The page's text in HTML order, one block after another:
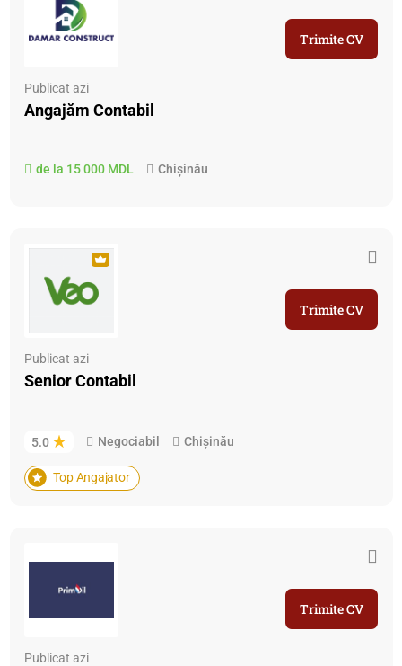
Publicat azi
Angajăm Contabil
de la 15 000 MDL Chișinău
Trimite CV
Publicat azi
Senior Contabil
5.0 Negociabil Chișinău
Top Angajator
Trimite CV
Publicat azi
Trimite CV